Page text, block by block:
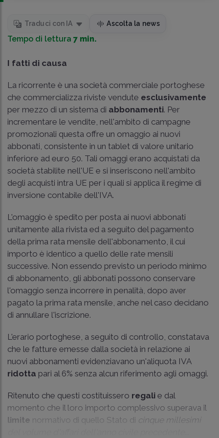
Traduci con IA Ascolta la news
Tempo di lettura 7 min.
I fatti di causa
La ricorrente è una società commerciale portoghese
che commercializza riviste vendute esclusivamente
per mezzo di un sistema di abbonamenti. Per
incrementare le vendite, nell'ambito di campagne
promozionali questa offre un omaggio ai nuovi
abbonati, consistente in un tablet di valore unitario
inferiore ad euro 50. Tali omaggi erano acquistati da
società stabilite nell'UE e si inseriscono nell'ambito
degli acquisti intra UE per i quali si applica il regime di
inversione contabile dell'IVA.
L'omaggio è spedito per posta ai nuovi abbonati
unitamente alla rivista ed a seguito del pagamento
della prima rata mensile dell'abbonamento, il cui
importo è identico a quello delle rate mensili
successive. Non essendo previsto un periodo minimo
di abbonamento, gli abbonati possono conservare
l'omaggio senza incorrere in penalità, dopo aver
pagato la prima rata mensile, anche nel caso decidano
di annullare l'iscrizione.
L'erario portoghese, a seguito di controllo, constatava
che le fatture emesse dalla società in relazione ai
nuovi abbonamenti evidenziavano un'aliquota IVA
ridotta pari al 6% senza alcun riferimento agli omaggi.
Ritenuto che questi costituissero regali e dal
momento che il loro importo complessivo superava il
limite normativo di quello Stato di cinque millesimi